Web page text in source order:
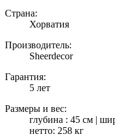
Страна:
Хорватия
Производитель:
Sheerdecor
Гарантия:
5 лет
Размеры и вес:
глубина : 45 см |
нетто: 258 кг